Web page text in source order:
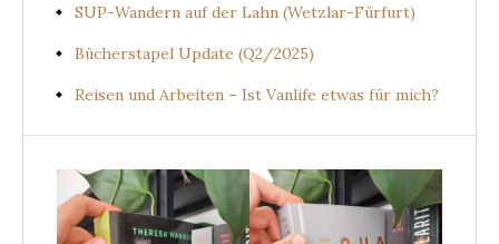
SUP-Wandern auf der Lahn (Wetzlar-Fürfurt)
Bücherstapel Update (Q2/2025)
Reisen und Arbeiten – Ist Vanlife etwas für mich?